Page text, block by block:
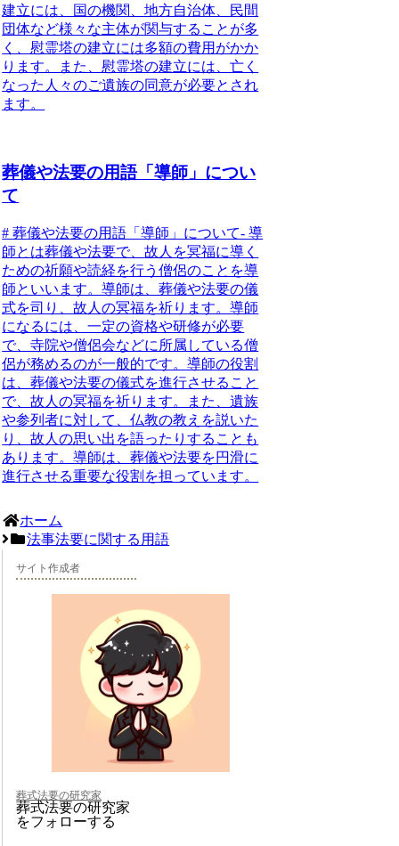
建立には、国の機関、地方自治体、民間
団体など様々な主体が関与することが多
く、慰霊塔の建立には多額の費用がかか
ります。また、慰霊塔の建立には、亡く
なった人々のご遺族の同意が必要とされ
ます。
葬儀や法要の用語「導師」につい
て
# 葬儀や法要の用語「導師」について- 導
師とは葬儀や法要で、故人を冥福に導く
ための祈願や読経を行う僧侶のことを導
師といいます。導師は、葬儀や法要の儀
式を司り、故人の冥福を祈ります。導師
になるには、一定の資格や研修が必要
で、寺院や僧侶会などに所属している僧
侶が務めるのが一般的です。導師の役割
は、葬儀や法要の儀式を進行させること
で、故人の冥福を祈ります。また、遺族
や参列者に対して、仏教の教えを説いた
り、故人の思い出を語ったりすることも
あります。導師は、葬儀や法要を円滑に
進行させる重要な役割を担っています。
ホーム
法事法要に関する用語
サイト作成者
葬式法要の研究家
葬式法要の研究家
をフォローする